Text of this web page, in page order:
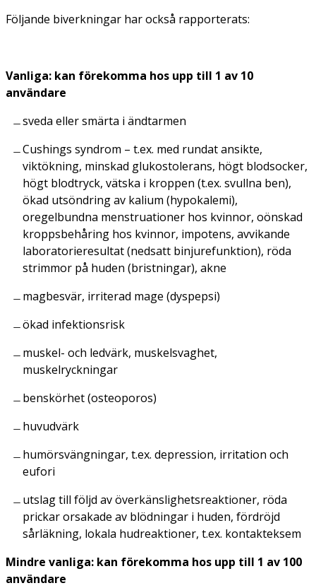
Följande biverkningar har också rapporterats:
Vanliga: kan förekomma hos upp till 1 av 10
användare
sveda eller smärta i ändtarmen
Cushings syndrom – t.ex. med rundat ansikte,
viktökning, minskad glukostolerans, högt blodsocker,
högt blodtryck, vätska i kroppen (t.ex. svullna ben),
ökad utsöndring av kalium (hypokalemi),
oregelbundna menstruationer hos kvinnor, oönskad
kroppsbehåring hos kvinnor, impotens, avvikande
laboratorieresultat (nedsatt binjurefunktion), röda
strimmor på huden (bristningar), akne
magbesvär, irriterad mage (dyspepsi)
ökad infektionsrisk
muskel- och ledvärk, muskelsvaghet,
muskelryckningar
benskörhet (osteoporos)
huvudvärk
humörsvängningar, t.ex. depression, irritation och
eufori
utslag till följd av överkänslighetsreaktioner, röda
prickar orsakade av blödningar i huden, fördröjd
sårläkning, lokala hudreaktioner, t.ex. kontakteksem
Mindre vanliga: kan förekomma hos upp till 1 av 100
användare